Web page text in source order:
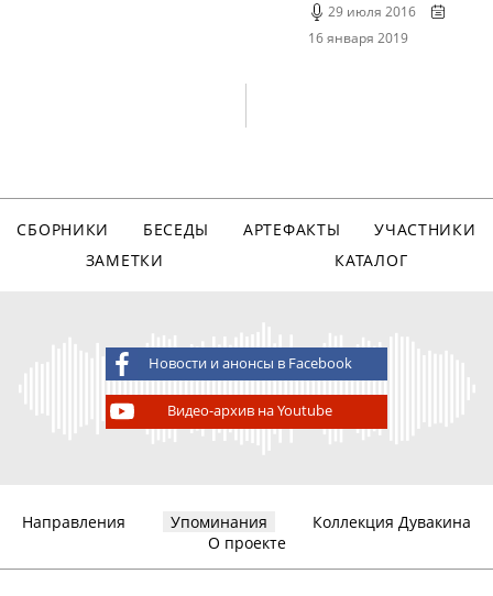
29 июля 2016
16 января 2019
СБОРНИКИ БЕСЕДЫ АРТЕФАКТЫ
УЧАСТНИКИ
ЗАМЕТКИ
КАТАЛОГ
Новости и анонсы в Facebook
Видео-архив на Youtube
Направления Упоминания
Коллекция Дувакина
О проекте